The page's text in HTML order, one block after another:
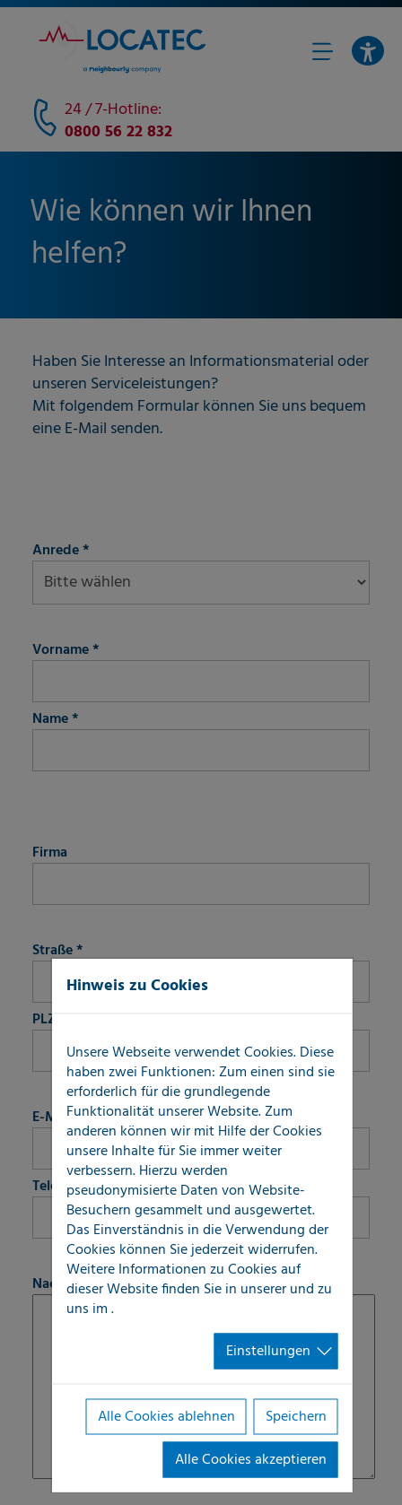
24 / 7-Hotline:
0800 56 22 832
Wie können wir Ihnen
helfen?
Haben Sie Interesse an Informationsmaterial oder
unseren Serviceleistungen?
Mit folgendem Formular können Sie uns bequem
eine E-Mail senden.
Anrede*
Vorname*
Name*
Firma
Straße*
PLZ/ Ort
fieldset-5
E-Mail*
Telefon*
fieldset-6
Nachricht
Hinweis zu Cookies
Unsere Webseite verwendet Cookies. Diese
haben zwei Funktionen: Zum einen sind sie
erforderlich für die grundlegende
Funktionalität unserer Website. Zum
anderen können wir mit Hilfe der Cookies
unsere Inhalte für Sie immer weiter
verbessern. Hierzu werden
pseudonymisierte Daten von Website-
Besuchern gesammelt und ausgewertet.
Das Einverständnis in die Verwendung der
Cookies können Sie jederzeit widerrufen.
Weitere Informationen zu Cookies auf
dieser Website finden Sie in unsererund zu
uns im.
Einstellungen
Alle Cookies ablehnen
Speichern
Alle Cookies akzeptieren